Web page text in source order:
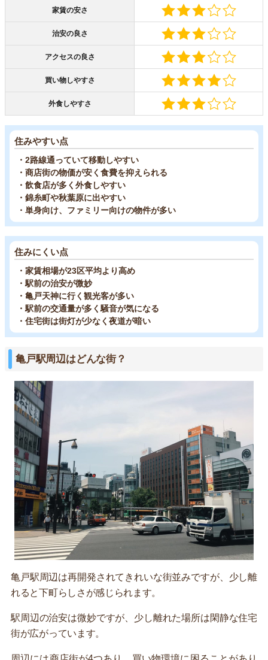
家賃の安さ
治安の良さ
アクセスの良さ
買い物しやすさ
外食しやすさ
住みやすい点
・2路線通っていて移動しやすい
・商店街の物価が安く食費を抑えられる
・飲食店が多く外食しやすい
・錦糸町や秋葉原に出やすい
・単身向け、ファミリー向けの物件が多い
住みにくい点
・家賃相場が23区平均より高め
・駅前の治安が微妙
・亀戸天神に行く観光客が多い
・駅前の交通量が多く騒音が気になる
・住宅街は街灯が少なく夜道が暗い
亀戸駅周辺はどんな街？
亀戸駅周辺は再開発されてきれいな街並みですが、少し離
れると下町らしさが感じられます。
駅周辺の治安は微妙ですが、少し離れた場所は閑静な住宅
街が広がっています。